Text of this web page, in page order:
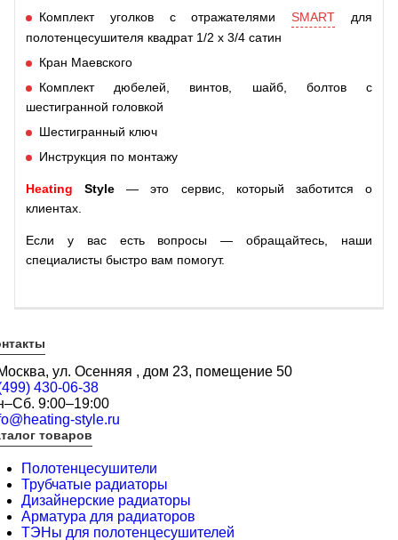
Комплект уголков с отражателямиSMART для
полотенцесушителя квадрат 1/2 х 3/4 сатин
Кран Маевского
Комплект дюбелей, винтов, шайб, болтов с
шестигранной головкой
Шестигранный ключ
Инструкция по монтажу
HeatingStyle — это сервис, который заботится о
клиентах.
Если у вас есть вопросы — обращайтесь, наши
специалисты быстро вам помогут.
ул. Осенняя , дом 23, помещение 50
430-06-38
9:00–19:00
style.ru
товаров
Полотенцесушители
Трубчатые радиаторы
Дизайнерские радиаторы
Арматура для радиаторов
ТЭНы для полотенцесушителей